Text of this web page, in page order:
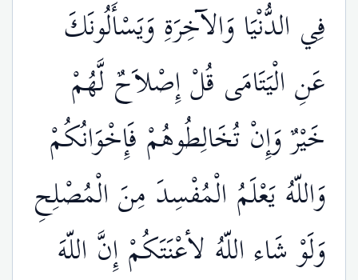
فِي الدُّنْيَا وَالآخِرَةِ وَيَسْأَلُونَكَ
عَنِ الْيَتَامَى قُلْ إِصْلاَحٌ لَّهُمْ
خَيْرٌ وَإِنْ تُخَالِطُوهُمْ فَإِخْوَانُكُمْ
وَاللّهُ يَعْلَمُ الْمُفْسِدَ مِنَ الْمُصْلِحِ
وَلَوْ شَاء اللّهُ لأعْنَتَكُمْ إِنَّ اللّهَ